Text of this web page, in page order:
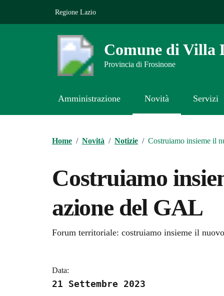
Regione Lazio
Comune di Villa
Provincia di Frosinone
Amministrazione Novità Servizi
Home / Novità / Notizie / Costruiamo insieme il
Costruiamo
azione del GAL
Dettagli della
Forum territoriale: costruiamo insieme il
Data:
21 Settembre 2023